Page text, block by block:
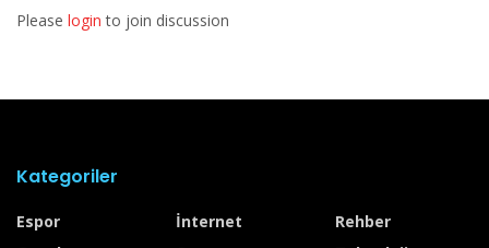
Please login to join discussion
Kategoriler
Espor
İnternet
Rehber